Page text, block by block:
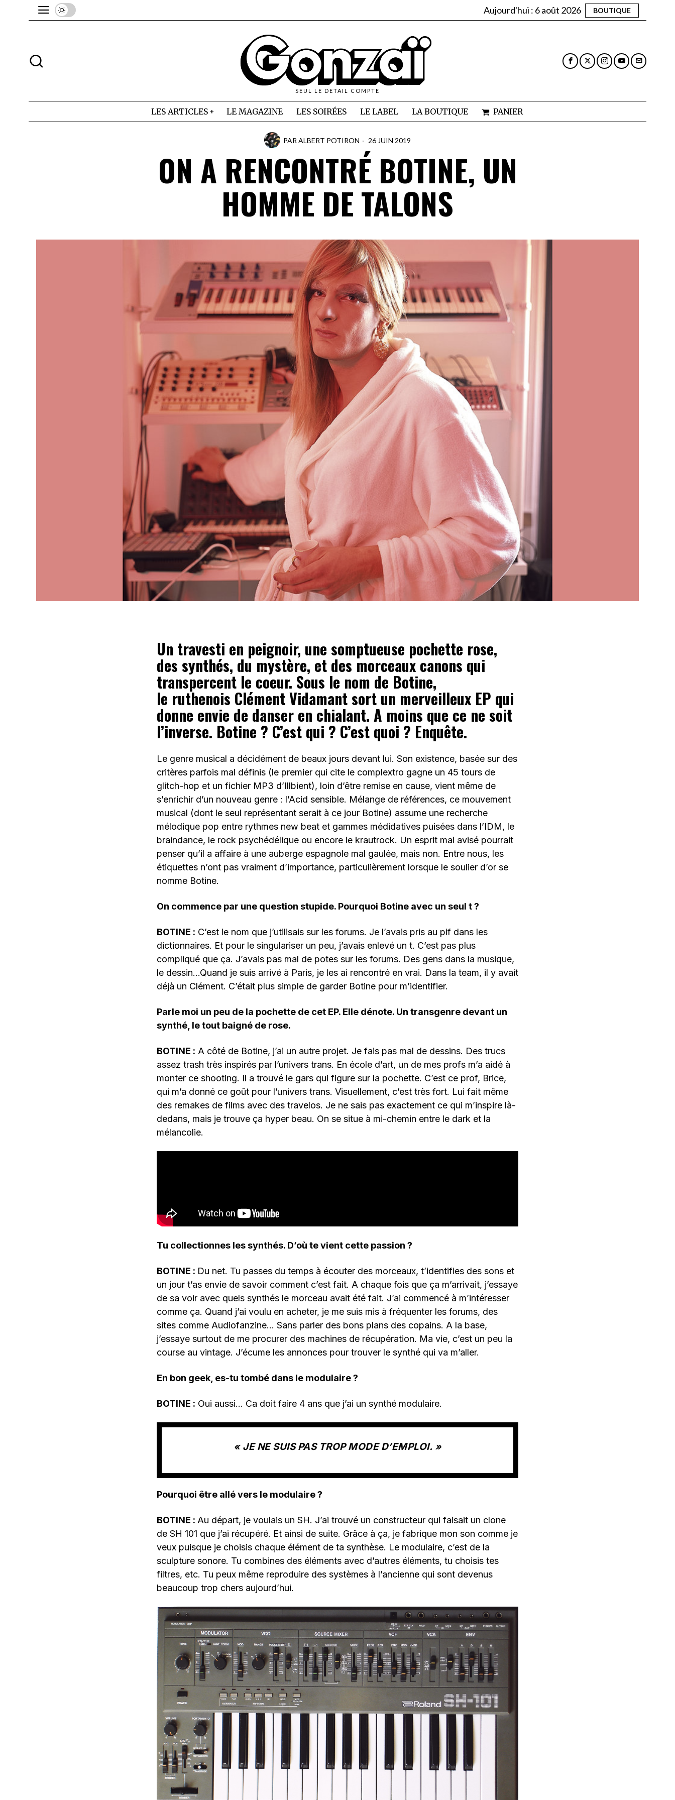
Aujourd'hui : 6 août 2026 BOUTIQUE
SEUL LE DETAIL COMPTE
LES ARTICLES LE MAGAZINE LES SOIRÉES LE LABEL LA BOUTIQUE PANIER
PAR ALBERT POTIRON 26 JUIN 2019
ON A RENCONTRÉ BOTINE, UN
HOMME DE TALONS
Un travesti en peignoir, une somptueuse pochette rose,
des synthés, du mystère, et des morceaux canons qui
transpercent le coeur. Sous le nom de Botine,
le ruthenois Clément Vidamant sort un merveilleux EP qui
donne envie de danser en chialant. A moins que ce ne soit
l’inverse. Botine ? C’est qui ? C’est quoi ? Enquête.
Le genre musical a décidément de beaux jours devant lui. Son existence, basée sur des
critères parfois mal définis (le premier qui cite le complextro gagne un 45 tours de
glitch-hop et un fichier MP3 d’Illbient), loin d’être remise en cause, vient même de
s’enrichir d’un nouveau genre : l’Acid sensible. Mélange de références, ce mouvement
musical (dont le seul représentant serait à ce jour Botine) assume une recherche
mélodique pop entre rythmes new beat et gammes médidatives puisées dans l’IDM, le
braindance, le rock psychédélique ou encore le krautrock. Un esprit mal avisé pourrait
penser qu’il a affaire à une auberge espagnole mal gaulée, mais non. Entre nous, les
étiquettes n’ont pas vraiment d’importance, particulièrement lorsque le soulier d’or se
nomme Botine.
On commence par une question stupide. Pourquoi Botine avec un seul t ?
BOTINE : C’est le nom que j’utilisais sur les forums. Je l’avais pris au pif dans les
dictionnaires. Et pour le singulariser un peu, j’avais enlevé un t. C’est pas plus
compliqué que ça. J’avais pas mal de potes sur les forums. Des gens dans la musique,
le dessin…Quand je suis arrivé à Paris, je les ai rencontré en vrai. Dans la team, il y avait
déjà un Clément. C’était plus simple de garder Botine pour m’identifier.
Parle moi un peu de la pochette de cet EP. Elle dénote. Un transgenre devant un
synthé, le tout baigné de rose.
BOTINE : A côté de Botine, j’ai un autre projet. Je fais pas mal de dessins. Des trucs
assez trash très inspirés par l’univers trans. En école d’art, un de mes profs m’a aidé à
monter ce shooting. Il a trouvé le gars qui figure sur la pochette. C’est ce prof, Brice,
qui m’a donné ce goût pour l’univers trans. Visuellement, c’est très fort. Lui fait même
des remakes de films avec des travelos. Je ne sais pas exactement ce qui m’inspire là-
dedans, mais je trouve ça hyper beau. On se situe à mi-chemin entre le dark et la
mélancolie.
Tu collectionnes les synthés. D’où te vient cette passion ?
BOTINE : Du net. Tu passes du temps à écouter des morceaux, t’identifies des sons et
un jour t’as envie de savoir comment c’est fait. A chaque fois que ça m’arrivait, j’essaye
de sa voir avec quels synthés le morceau avait été fait. J’ai commencé à m’intéresser
comme ça. Quand j’ai voulu en acheter, je me suis mis à fréquenter les forums, des
sites comme Audiofanzine… Sans parler des bons plans des copains. A la base,
j’essaye surtout de me procurer des machines de récupération. Ma vie, c’est un peu la
course au vintage. J’écume les annonces pour trouver le synthé qui va m’aller.
En bon geek, es-tu tombé dans le modulaire ?
BOTINE : Oui aussi… Ca doit faire 4 ans que j’ai un synthé modulaire.
« JE NE SUIS PAS TROP MODE D’EMPLOI. »
Pourquoi être allé vers le modulaire ?
BOTINE : Au départ, je voulais un SH. J’ai trouvé un constructeur qui faisait un clone
de SH 101 que j’ai récupéré. Et ainsi de suite. Grâce à ça, je fabrique mon son comme je
veux puisque je choisis chaque élément de ta synthèse. Le modulaire, c’est de la
sculpture sonore. Tu combines des éléments avec d’autres éléments, tu choisis tes
filtres, etc. Tu peux même reproduire des systèmes à l’ancienne qui sont devenus
beaucoup trop chers aujourd’hui.